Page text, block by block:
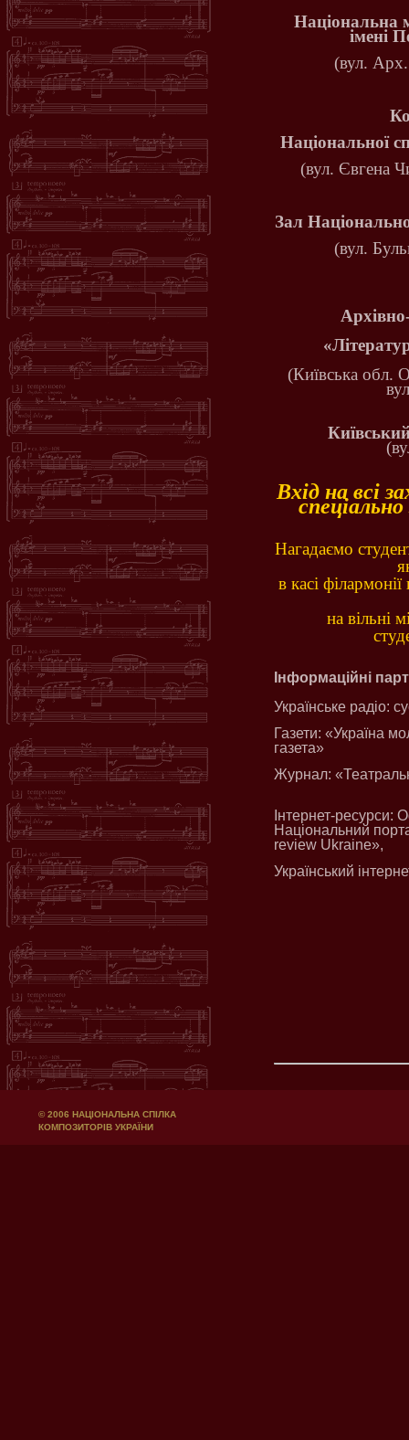
Національна
імені
(вул.
Національної
(вул. Євгена
Зал
(вул.
(Київська обл.
Вхід на всі
Нагадаємо
в касі
на вільні
Інформаційні
Українське радіо:
Газети: «Україна
газета»
Журнал:
Інтернет-ресурси:
Національний
review Ukraine»,
Український
© 2006 НАЦІОНАЛЬНА СПІЛКА
КОМПОЗИТОРІВ УКРАЇНИ